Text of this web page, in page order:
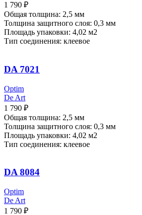
1 790 ₽
Общая толщина: 2,5 мм
Толщина защитного слоя: 0,3 мм
Площадь упаковки: 4,02 м2
Тип соединения: клеевое
DA 7021
Optim
De Art
1 790 ₽
Общая толщина: 2,5 мм
Толщина защитного слоя: 0,3 мм
Площадь упаковки: 4,02 м2
Тип соединения: клеевое
DA 8084
Optim
De Art
1 790 ₽